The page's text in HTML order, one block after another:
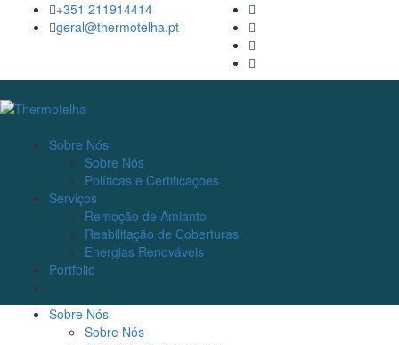
+351 211914414
geral@thermotelha.pt
Sobre Nós
Sobre Nós
Políticas e Certificações
Serviços
Remoção de Amianto
Reabilitação de Coberturas
Energias Renováveis
Portfolio
Sobre Nós
Sobre Nós